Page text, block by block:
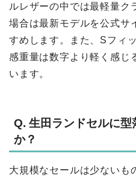
ルレザーの中では最軽量ク
場合は最新モデルを公式サ
すめします。また、Sフィ
感重量は数字より軽く感じ
います。
Q. 生田ランドセルに
か？
大規模なセールは少ないも